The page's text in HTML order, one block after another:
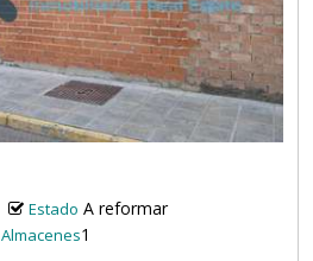
Estado A reformar
Almacenes1